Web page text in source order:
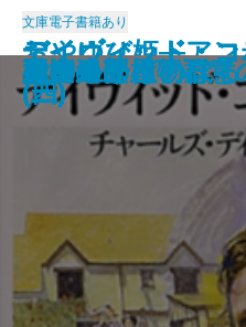
桜の園・三人姉妹
レ・ミゼラブル〔
レ・ミゼラブル〔
俘虜記
白雪姫―グリム
海からの贈物
おやゆび姫―アン
(II)―
レ・ミゼラブル〔
アメリカン・ス
レ・ミゼラブル〔
文庫電子書籍あり
デイヴィッド・
(四)
砂の上の植物群
デイヴィッド・
(三)
風濤
デイヴィッド・
(二)
デイヴィッド・
(一)
エミリーはのぼる
娼婦の部屋・不意
夏の終り
虚空遍歴〔下〕